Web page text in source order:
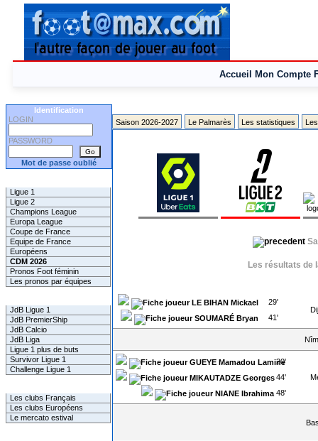
Accueil Mon Compte
Identification
LOGIN
PASSWORD
Mot de passe oublié
Ligue 1
Ligue 2
Champions League
Europa League
Coupe de France
Equipe de France
Européens
CDM 2026
Pronos Foot féminin
Les pronos par équipes
JdB Ligue 1
JdB PremierShip
JdB Calcio
JdB Liga
Ligue 1 plus de buts
Survivor Ligue 1
Challenge Ligue 1
Les clubs Français
Les clubs Européens
Le mercato estival
Saison 2026-2027 Le Palmarès Les statistiques
Les résultats de
LE BIHAN Mickael
29'
SOUMARÉ Bryan
41'
GUEYE Mamadou Lamine
20'
MIKAUTADZE Georges44'
NIANE Ibrahima 48'